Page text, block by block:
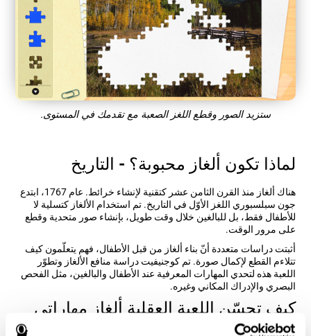
ستزيد الصور وقطع اللغز الصعبة مع تقدمك في المستوى.
لماذا تكون ألغاز محبوبة؟ - التاريخ
هناك ألغاز منذ القرن الثامن عشر كتقنية لإنشاء خرائط. عام 1767، ابتدع
جون سبلسبوري اللغز الأوّل في التاريخ. تم استخدام الألغاز كتسلية لا
للأطفال فقط، بل للبالغين خلال وقت طويل، بإنشاء صور متحدية وقطع
على مرور الوقت.
أثبتت دراسات متعددة أنّ بناء ألغاز من قبل الأطفال، فهم يتعلّمون كيف
تتلاءم القطع لإكمال صورة. تم كوجنيفيت دراسة منافع الألغاز وتطوّر
اللعبة هذه لتحدي المهارات المعرفية عند الأطفال والبالغين، مثل الفحص
البصري والإدراك المكاني وغيره.
كيف تحسّن اللعبة العقلية ألغاز مهاراتي
المعرفية؟